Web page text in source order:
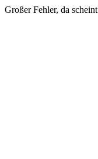
Großer Fehler, da